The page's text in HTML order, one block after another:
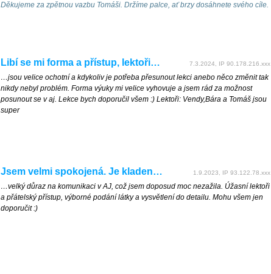
Děkujeme za zpětnou vazbu Tomáši. Držíme palce, ať brzy dosáhnete svého cíle.
Libí se mi forma a přístup, lektoři… 7.3.2024, IP 90.178.216.xxx
…jsou velice ochotní a kdykoliv je potřeba přesunout lekci anebo něco změnit tak
nikdy nebyl problém. Forma výuky mi velice vyhovuje a jsem rád za možnost
posunout se v aj. Lekce bych doporučil všem :) Lektoři: Vendy,Bára a Tomáš jsou
super
Jsem velmi spokojená. Je kladen… 1.9.2023, IP 93.122.78.xxx
…velký důraz na komunikaci v AJ, což jsem doposud moc nezažila. Úžasní lektoři
a přátelský přístup, výborné podání látky a vysvětlení do detailu. Mohu všem jen
doporučit :)